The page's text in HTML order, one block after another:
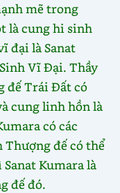
mẽ trong
là cung hi sinh
đại là Sanat
Vĩ Đại. Thầy
đế Trái Đất có
cung linh hồn là
có các
đế có thể
Kumara là
đế đó.